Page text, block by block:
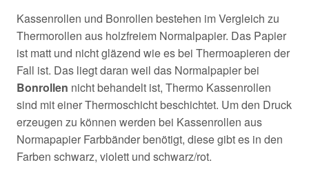
Kassenrollen und Bonrollen bestehen im Vergleich zu
Thermorollen aus holzfreiem Normalpapier. Das Papier
ist matt und nicht gläzend wie es bei Thermoapieren der
Fall ist. Das liegt daran weil das Normalpapier bei
Bonrollen nicht behandelt ist, Thermo Kassenrollen
sind mit einer Thermoschicht beschichtet. Um den Druck
erzeugen zu können werden bei Kassenrollen aus
Normapapier Farbbänder benötigt, diese gibt es in den
Farben schwarz, violett und schwarz/rot.